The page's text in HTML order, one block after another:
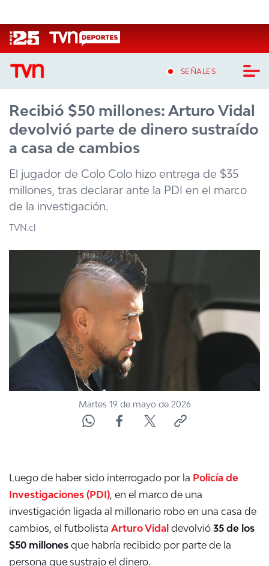
SEÑALES
CASTING MASTERCHEF CHILE
CASTING TVN VERTICAL
TVN VERTICAL
TVN PLAY
PROGRAMAS
TELESERIES
ACTUALIDAD Y TENDENCIAS
CORPORATIVO Y TRANSPARENCIA
CANAL DE DENUNCIAS
ÁREA DE PROYECTOS
Recibió $50 millones: Arturo Vidal
devolvió parte de dinero sustraído
a casa de cambios
El jugador de Colo Colo hizo entrega de $35
millones, tras declarar ante la PDI en el marco
de la investigación.
TVN.cl
Martes 19 de mayo de 2026
Luego de haber sido interrogado por la Policía de
Investigaciones (PDI), en el marco de una
investigación ligada al millonario robo en una casa de
cambios, el futbolista Arturo Vidal devolvió 35 de los
$50 millones que habría recibido por parte de la
persona que sustrajo el dinero.